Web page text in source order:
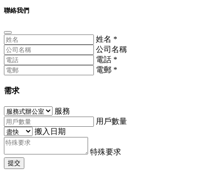
聯絡我們
姓名 *
公司名稱
電話 *
電郵 *
需求
服務
用戶數量
搬入日期
特殊要求
提交